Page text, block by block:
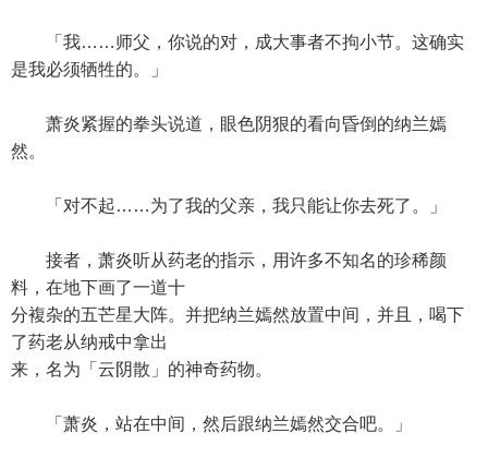
「我……师父，你说的对，成大事者不拘小节。这确实
是我必须牺牲的。」
萧炎紧握的拳头说道，眼色阴狠的看向昏倒的纳兰嫣
然。
「对不起……为了我的父亲，我只能让你去死了。」
接者，萧炎听从药老的指示，用许多不知名的珍稀颜
料，在地下画了一道十
分複杂的五芒星大阵。并把纳兰嫣然放置中间，并且，喝下
了药老从纳戒中拿出
来，名为「云阴散」的神奇药物。
「萧炎，站在中间，然后跟纳兰嫣然交合吧。」